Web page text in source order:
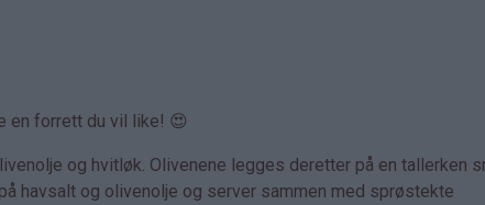
en forrett du vil like! 😍
og hvitløk. Olivenene legges deretter på en tallerken
havsalt og olivenolje og server sammen med sprøstekte